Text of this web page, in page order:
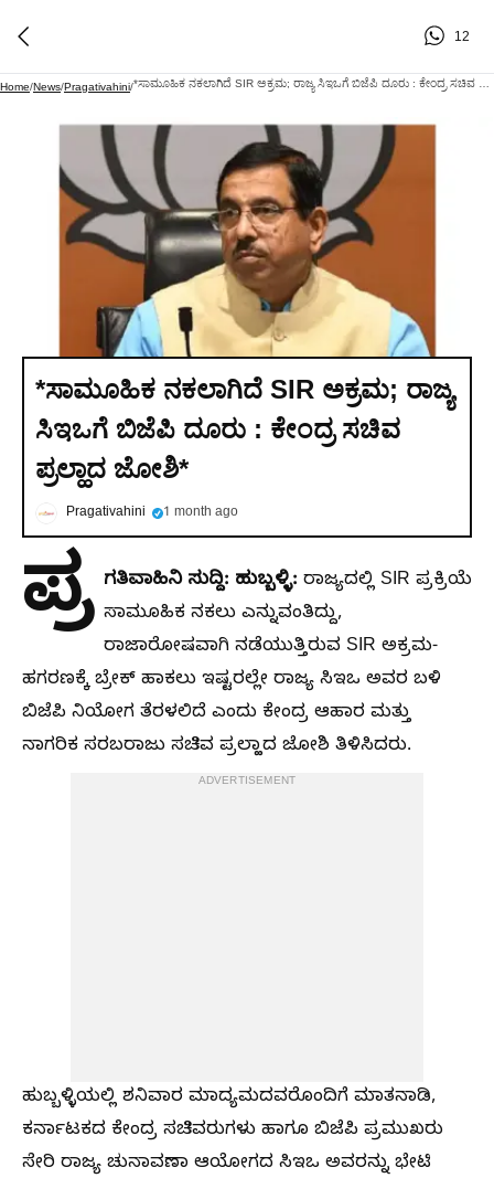
12
Home/News/Pragativahini/
*ಸಾಮೂಹಿಕ ನಕಲಾಗಿದೆ SIR ಅಕ್ರಮ; ರಾಜ್ಯ
ಸಿಇಒಗೆ ಬಿಜೆಪಿ ದೂರು : ಕೇಂದ್ರ ಸಚಿವ
ಪ್ರಲ್ಹಾದ ಜೋಶಿ*
Pragativahini 1 month ago
ಪ್ರ ಗತಿವಾಹಿನಿ ಸುದ್ದಿ: ಹುಬ್ಬಳ್ಳಿ: ರಾಜ್ಯದಲ್ಲಿ SIR ಪ್ರಕ್ರಿಯೆ
ಸಾಮೂಹಿಕ ನಕಲು ಎನ್ನುವಂತಿದ್ದು,
ರಾಜಾರೋಷವಾಗಿ ನಡೆಯುತ್ತಿರುವ SIR ಅಕ್ರಮ-
ಹಗರಣಕ್ಕೆ ಬ್ರೇಕ್‌ ಹಾಕಲು ಇಷ್ಟರಲ್ಲೇ ರಾಜ್ಯ ಸಿಇಒ ಅವರ ಬಳಿ
ಬಿಜೆಪಿ ನಿಯೋಗ ತೆರಳಲಿದೆ ಎಂದು ಕೇಂದ್ರ ಆಹಾರ ಮತ್ತು
ನಾಗರಿಕ ಸರಬರಾಜು ಸಚಿವ ಪ್ರಲ್ಹಾದ ಜೋಶಿ ತಿಳಿಸಿದರು.
ADVERTISEMENT
ಹುಬ್ಬಳ್ಳಿಯಲ್ಲಿ ಶನಿವಾರ ಮಾದ್ಯಮದವರೊಂದಿಗೆ ಮಾತನಾಡಿ,
ಕರ್ನಾಟಕದ ಕೇಂದ್ರ ಸಚಿವರುಗಳು ಹಾಗೂ ಬಿಜೆಪಿ ಪ್ರಮುಖರು
ಸೇರಿ ರಾಜ್ಯ ಚುನಾವಣಾ ಆಯೋಗದ ಸಿಇಒ ಅವರನ್ನು ಭೇಟಿ